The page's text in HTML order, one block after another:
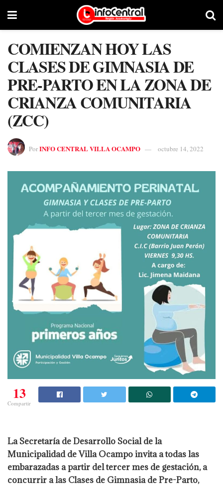
COMIENZAN HOY LAS
CLASES DE GIMNASIA DE
PRE-PARTO EN LA ZONA DE
CRIANZA COMUNITARIA
(ZCC)
PorINFO CENTRAL VILLA OCAMPO octubre 14, 2022
13
Compartir
La Secretaría de Desarrollo Social de la
Municipalidad de Villa Ocampo invita a todas las
embarazadas a partir del tercer mes de gestación, a
concurrir a las Clases de Gimnasia de Pre-Parto,